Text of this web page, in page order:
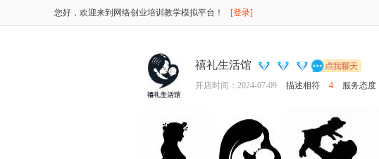
您好，欢迎来到网络创业培训教学模拟平台！ [登录]
禧礼生活馆
开店时间：2024-07-09 描述相符 4 服务态度